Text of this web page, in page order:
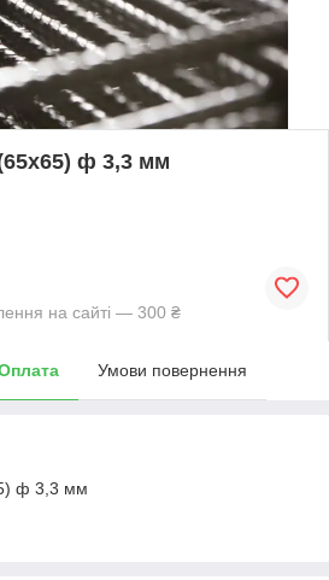
ф 3,3 мм
на сайті — 300 ₴
Умови повернення
ф 3,3 мм